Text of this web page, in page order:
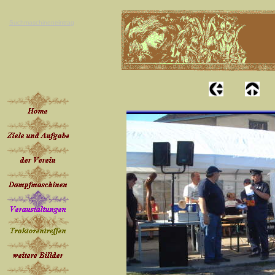
Suchmaschineneintrag